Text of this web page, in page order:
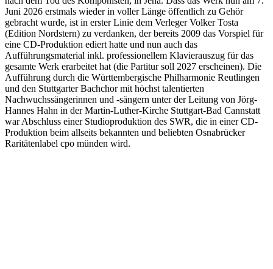
Juni 2026 erstmals wieder in voller Länge öffentlich zu Gehör
gebracht wurde, ist in erster Linie dem Verleger Volker Tosta
(Edition Nordstern) zu verdanken, der bereits 2009 das Vorspiel für
eine CD-Produktion ediert hatte und nun auch das
Aufführungsmaterial inkl. professionellem Klavierauszug für das
gesamte Werk erarbeitet hat (die Partitur soll 2027 erscheinen). Die
Aufführung durch die Württembergische Philharmonie Reutlingen
und den Stuttgarter Bachchor mit höchst talentierten
Nachwuchssängerinnen und -sängern unter der Leitung von Jörg-
Hannes Hahn in der Martin-Luther-Kirche Stuttgart-Bad Cannstatt
war Abschluss einer Studioproduktion des SWR, die in einer CD-
Produktion beim allseits bekannten und beliebten Osnabrücker
Raritätenlabel cpo münden wird.